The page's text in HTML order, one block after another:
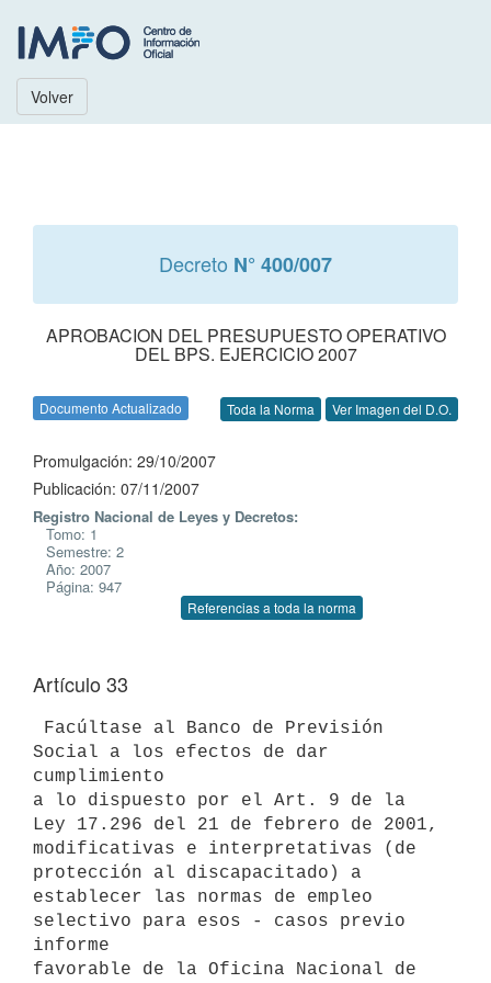
Volver
Decreto N° 400/007
APROBACION DEL PRESUPUESTO OPERATIVO
DEL BPS. EJERCICIO 2007
Documento Actualizado Toda la Norma Ver Imagen del D.O.
Promulgación: 29/10/2007
Publicación: 07/11/2007
Registro Nacional de Leyes y Decretos:
Tomo: 1
Semestre: 2
Año: 2007
Página: 947
Referencias a toda la norma
Artículo 33
Social a los efectos de dar
cumplimiento
a lo dispuesto por el Art. 9 de la
Ley 17.296 del 21 de febrero de 2001,
modificativas e interpretativas (de
protección al discapacitado) a
establecer las normas de empleo
selectivo para esos - casos previo
informe
favorable de la Oficina Nacional de